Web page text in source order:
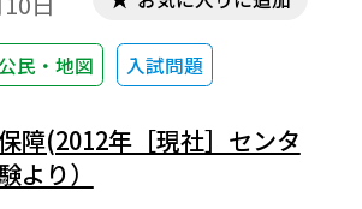
民・地図 入試問題
障(2012年［現社］センタ
より）